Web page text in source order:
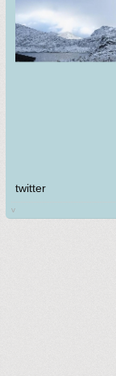
twitter
v